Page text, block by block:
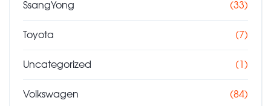
SsangYong (33)
Toyota (7)
Uncategorized (1)
Volkswagen (84)